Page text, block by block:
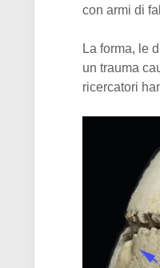
con armi di
La forma, le
un trauma
ricercatori